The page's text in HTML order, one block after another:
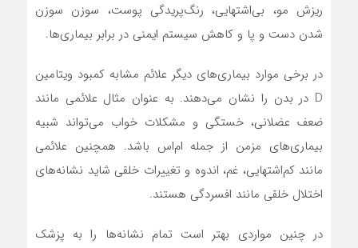
ریزش مو، بی‌اشتهایی، رنگ‌پریدگی پوست، سوزن سوزن
شدن دست و پا و کاهش سیستم ایمنی در برابر بیماری‌ها.
در برخی موارد بیماری‌های دیگر علائم مشابه کمبود ویتامین
D در بدن را نشان می‌دهند. به‌ عنوان مثال علائمی مانند
ضعف عضلانی، خستگی و مشکلات خواب می‌تواند شبیه
بیماری‌های مزمن از جمله ام‌اس باشد. همچنین علائمی
مانند کم‌اشتهایی، غم، اندوه و تغییرات خلقی شاید نشانه‌های
اختلال خلقی مانند افسردگی‌ هستند.
در چنین مواردی بهتر است تمام نشانه‌ها را به پزشک